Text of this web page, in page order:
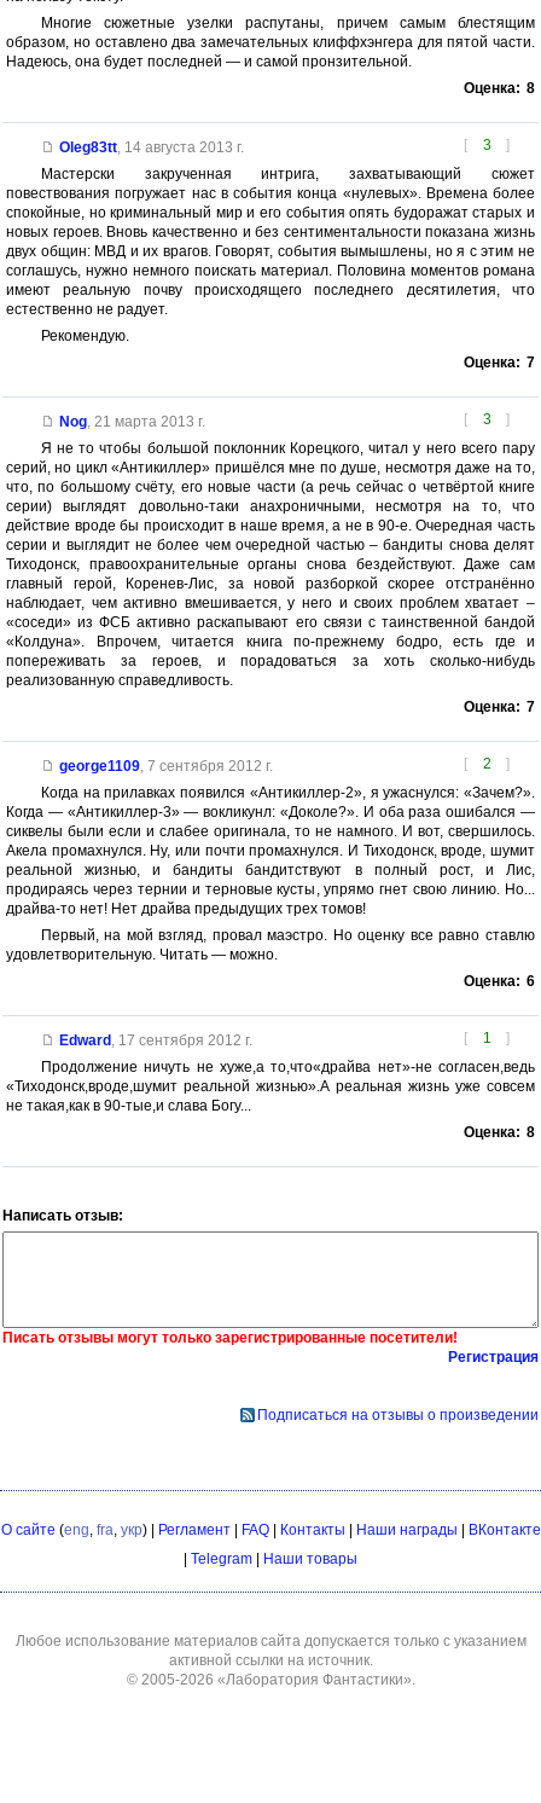
Многие сюжетные узелки распутаны, причем самым блестящим
образом, но оставлено два замечательных клиффхэнгера для пятой части.
Надеюсь, она будет последней — и самой пронзительной.
Оценка: 8
[ 3 ]
Oleg83tt, 14 августа 2013 г.
Мастерски закрученная интрига, захватывающий сюжет
повествования погружает нас в события конца «нулевых». Времена более
спокойные, но криминальный мир и его события опять будоражат старых и
новых героев. Вновь качественно и без сентиментальности показана жизнь
двух общин: МВД и их врагов. Говорят, события вымышлены, но я с этим не
соглашусь, нужно немного поискать материал. Половина моментов романа
имеют реальную почву происходящего последнего десятилетия, что
естественно не радует.
Рекомендую.
Оценка: 7
[ 3 ]
Nog, 21 марта 2013 г.
Я не то чтобы большой поклонник Корецкого, читал у него всего пару
серий, но цикл «Антикиллер» пришёлся мне по душе, несмотря даже на то,
что, по большому счёту, его новые части (а речь сейчас о четвёртой книге
серии) выглядят довольно-таки анахроничными, несмотря на то, что
действие вроде бы происходит в наше время, а не в 90-е. Очередная часть
серии и выглядит не более чем очередной частью – бандиты снова делят
Тиходонск, правоохранительные органы снова бездействуют. Даже сам
главный герой, Коренев-Лис, за новой разборкой скорее отстранённо
наблюдает, чем активно вмешивается, у него и своих проблем хватает –
«соседи» из ФСБ активно раскапывают его связи с таинственной бандой
«Колдуна». Впрочем, читается книга по-прежнему бодро, есть где и
попереживать за героев, и порадоваться за хоть сколько-нибудь
реализованную справедливость.
Оценка: 7
[ 2 ]
george1109, 7 сентября 2012 г.
Когда на прилавках появился «Антикиллер-2», я ужаснулся: «Зачем?».
Когда — «Антикиллер-3» — вокликунл: «Доколе?». И оба раза ошибался —
сиквелы были если и слабее оригинала, то не намного. И вот, свершилось.
Акела промахнулся. Ну, или почти промахнулся. И Тиходонск, вроде, шумит
реальной жизнью, и бандиты бандитствуют в полный рост, и Лис,
продираясь через тернии и терновые кусты, упрямо гнет свою линию. Но...
драйва-то нет! Нет драйва предыдущих трех томов!
Первый, на мой взгляд, провал маэстро. Но оценку все равно ставлю
удовлетворительную. Читать — можно.
Оценка: 6
[ 1 ]
Edward, 17 сентября 2012 г.
Продолжение ничуть не хуже,а то,что«драйва нет»-не согласен,ведь
«Тиходонск,вроде,шумит реальной жизнью».А реальная жизнь уже совсем
не такая,как в 90-тые,и слава Богу...
Оценка: 8
Написать отзыв:
Писать отзывы могут только зарегистрированные посетители!
Регистрация
Подписаться на отзывы о произведении
О сайте (eng fra укр) | Регламент| FAQ| Контакты | Наши награды | ВКонтакте
| Telegram | Наши товары
Любое использование материалов сайта допускается только с указанием
активной ссылки на источник.
© 2005-2026 «Лаборатория Фантастики»